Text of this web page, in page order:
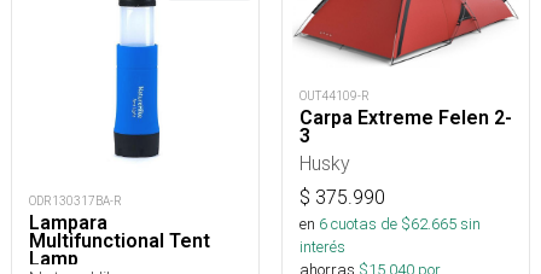
ODR130317BA-R
Lampara
Multifunctional Tent
Lamp
OUT44109-R
Carpa Extreme Felen 2-
3
Husky
$ 375.990
en 6cuotas de $62.665sin
interés